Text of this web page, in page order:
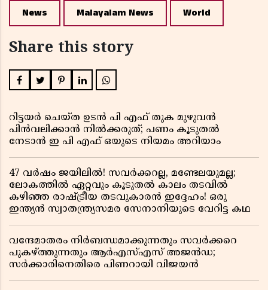
News Malayalam News World
Share this story
റിട്ടയർ ചെയ്ത ഉടൻ പി എഫ് തുക മുഴുവൻ
പിൻവലിക്കാൻ നിൽക്കരുത്; പണം കൂടുതൽ
നേടാൻ ഇ പി എഫ് ഒയുടെ നിയമം അറിയാം
47 വർഷം ജയിലിൽ! സവർക്കറല്ല, മണ്ടേലയുമല്ല;
ലോകത്തിൽ ഏറ്റവും കൂടുതൽ കാലം തടവിൽ
കഴിഞ്ഞ രാഷ്ട്രീയ തടവുകാരൻ ഇദ്ദേഹം! ഒരു
ഇന്ത്യൻ സ്വാതന്ത്ര്യസമര സേനാനിയുടെ വേറിട്ട കഥ
വന്ദേമാതരം നിർബന്ധമാക്കുന്നതും സവർക്കറെ
പുകഴ്ത്തുന്നതും ആർഎസ്എസ് അജൻഡ;
സർക്കാരിനെതിരെ പിണറായി വിജയൻ